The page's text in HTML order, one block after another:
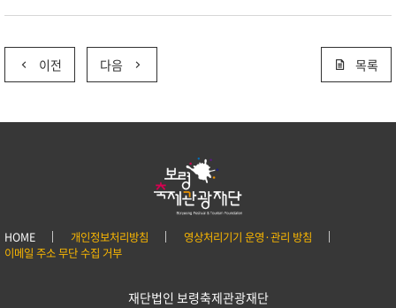
이전 다음 목록
HOME 개인정보처리방침
영상처리기기 운영·관리 방침
이메일 주소 무단 수집 거부
재단법인 보령축제관광재단